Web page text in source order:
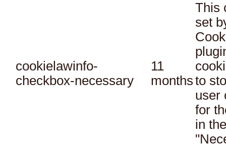
cookielawinfo-
checkbox-necessary
11
months
This
set
to
user
for
in